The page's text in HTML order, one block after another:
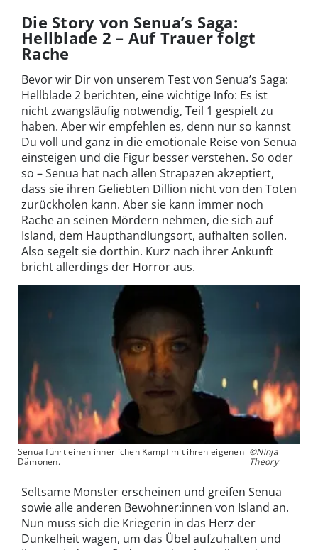
Die Story von Senua’s Saga:
Hellblade 2 – Auf Trauer folgt
Rache
Bevor wir Dir von unserem Test von Senua’s Saga:
Hellblade 2 berichten, eine wichtige Info: Es ist
nicht zwangsläufig notwendig, Teil 1 gespielt zu
haben. Aber wir empfehlen es, denn nur so kannst
Du voll und ganz in die emotionale Reise von Senua
einsteigen und die Figur besser verstehen. So oder
so – Senua hat nach allen Strapazen akzeptiert,
dass sie ihren Geliebten Dillion nicht von den Toten
zurückholen kann. Aber sie kann immer noch
Rache an seinen Mördern nehmen, die sich auf
Island, dem Haupthandlungsort, aufhalten sollen.
Also segelt sie dorthin. Kurz nach ihrer Ankunft
bricht allerdings der Horror aus.
Senua führt einen innerlichen Kampf mit ihren eigenen
Dämonen.
©Ninja
Theory
Seltsame Monster erscheinen und greifen Senua
sowie alle anderen Bewohner:innen von Island an.
Nun muss sich die Kriegerin in das Herz der
Dunkelheit wagen, um das Übel aufzuhalten und